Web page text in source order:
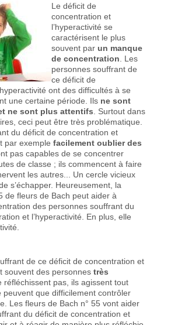
Le déficit de
concentration et
l’hyperactivité se
caractérisent le plus
souvent par un manque
de concentration . Les
personnes souffrant de
ce déficit de
ont des difficultés à se
une certaine période. Ils ne sont
ne sont plus attentifs . Surtout dans
ceci peut être très problématique.
du déficit de concentration et
par exemplefacilement oublier des
pas capables de se concentrer
de classe ; ils commencent à faire
les autres... Un cercle vicieux
s’échapper. Heureusement, la
de fleurs de Bach peut aider à
des personnes souffrant du
et l’hyperactivité. En plus, elle
de ce déficit de concentration et
souvent des personnestrès
réfléchissent pas, ils agissent tout
peuvent que difficilement contrôler
Les fleurs de Bach n° 55 vont aider
du déficit de concentration et